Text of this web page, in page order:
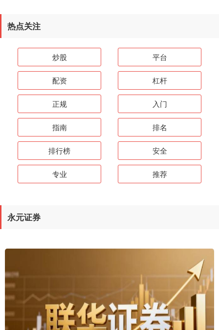
热点关注
炒股 平台
配资 杠杆
正规 入门
指南 排名
排行榜 安全
专业 推荐
永元证券